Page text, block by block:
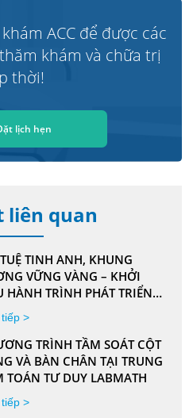
ACC để được các
khám và chữa trị
thời!
lịch hẹn
liên quan
TINH ANH, KHUNG
VỮNG VÀNG – KHỞI
HÀNH TRÌNH PHÁT TRIỂN
DIỆN CHO CON CÙNG ILA
>
TRÌNH TẦM SOÁT CỘT
VÀ BÀN CHÂN TẠI TRUNG
TOÁN TƯ DUY LABMATH
>